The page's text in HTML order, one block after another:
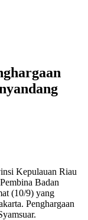
Kepulauan Riau
Badan
(10/9) yang
Penghargaan